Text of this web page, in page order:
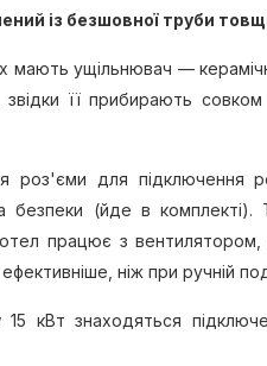
із безшовної труби
мають ущільнювач —
звідки її прибирають
роз'єми для підключення
безпеки (йде в
працює з вентилятором,
ніж при ручній
кВт знаходяться